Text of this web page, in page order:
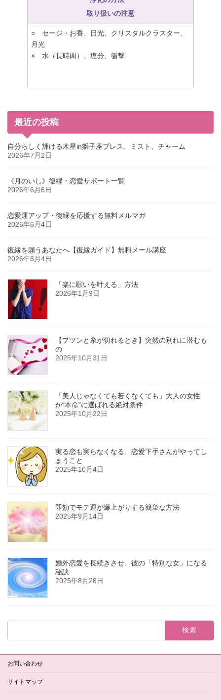
取り扱いの注意
○ セージ・お香、日光、クリスタルクラスター、
月光
× 水（長時間）、塩分、衝撃
最近の投稿
自分らしく輝ける木星in獅子座ブレス、ミスト、チャーム
2026年7月2日
《月のいし》復縁・恋愛サポート一覧
2026年6月6日
恋愛運アップ・復縁を応援する無料メルマガ
2026年6月4日
復縁を願うあなたへ【復縁ガイド】無料メール講座
2026年6月4日
「楽に願いを叶える」方法
2026年1月9日
【プツンと糸が切れるとき】突然の別れに潜むも
の
2025年10月31日
「美人じゃなくても若くなくても」大人の女性
が“本命”に選ばれる絶対条件
2025年10月22日
実る恋も実らなくなる、恋愛下手さんがやってし
まうこと
2025年10月4日
即効でモテ運が爆上がりする簡単な方法
2025年9月14日
婚外恋愛を長続きさせ、彼の「特別な女」になる
秘訣
2025年8月28日
検
お問い合わせ
サイトマップ